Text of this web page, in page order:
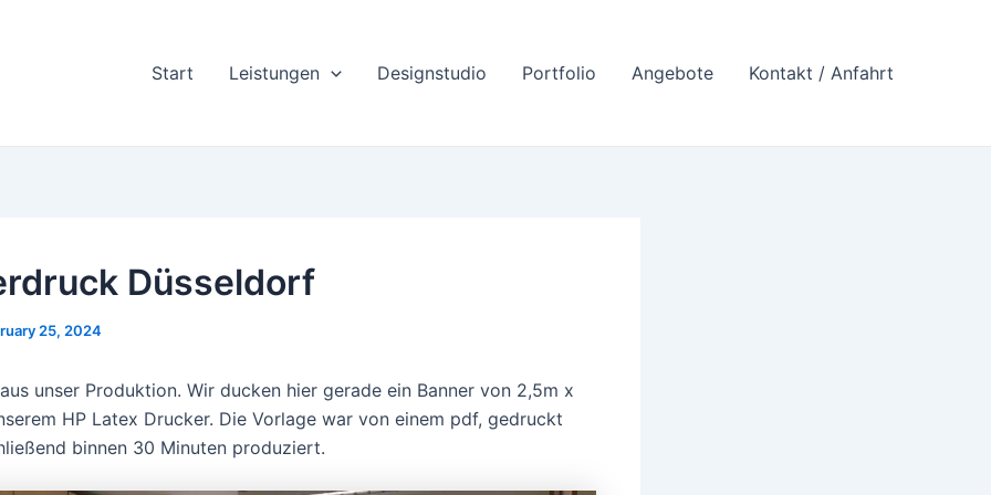
Start Leistungen Designstudio Portfolio Angebote Kontakt / Anfahrt
Düsseldorf
25, 2024
unser Produktion. Wir ducken hier gerade ein Banner von 2,5m x
HP Latex Drucker. Die Vorlage war von einem pdf, gedruckt
binnen 30 Minuten produziert.